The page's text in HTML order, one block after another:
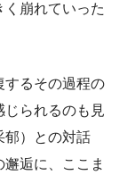
く崩れていった
するその過程の
じられるのも見
郁）との対話
逅に、ここま